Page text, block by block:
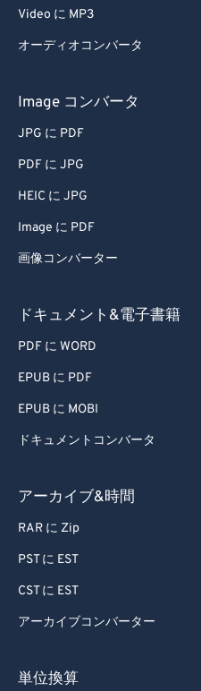
Video に MP3
オーディオコンバータ
Image コンバータ
JPG に PDF
PDF に JPG
HEIC に JPG
Image に PDF
画像コンバーター
ドキュメント&電子書籍
PDF に WORD
EPUB に PDF
EPUB に MOBI
ドキュメントコンバータ
アーカイブ&時間
RAR に Zip
PST に EST
CST に EST
アーカイブコンバーター
単位換算